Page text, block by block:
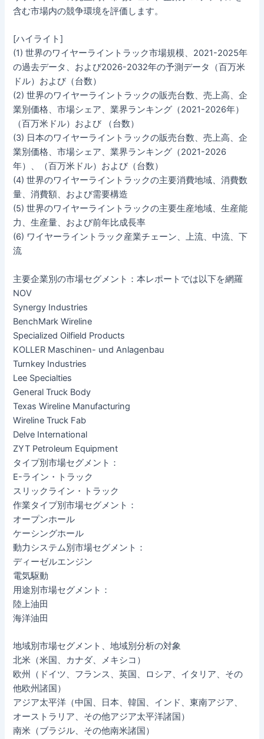
含む市場内の競争環境を評価します。
[ハイライト]
(1) 世界のワイヤーライントラック市場規模、2021-2025年
の過去データ、および2026-2032年の予測データ（百万米
ドル）および（台数）
(2) 世界のワイヤーライントラックの販売台数、売上高、企
業別価格、市場シェア、業界ランキング（2021-2026年）
（百万米ドル）および （台数）
(3) 日本のワイヤーライントラックの販売台数、売上高、企
業別価格、市場シェア、業界ランキング（2021-2026
年）、（百万米ドル）および（台数）
(4) 世界のワイヤーライントラックの主要消費地域、消費数
量、消費額、および需要構造
(5) 世界のワイヤーライントラックの主要生産地域、生産能
力、生産量、および前年比成長率
(6) ワイヤーライントラック産業チェーン、上流、中流、下
流
主要企業別の市場セグメント：本レポートでは以下を網羅
NOV
Synergy Industries
BenchMark Wireline
Specialized Oilfield Products
KOLLER Maschinen- und Anlagenbau
Turnkey Industries
Lee Specialties
General Truck Body
Texas Wireline Manufacturing
Wireline Truck Fab
Delve International
ZYT Petroleum Equipment
タイプ別市場セグメント：
E-ライン・トラック
スリックライン・トラック
作業タイプ別市場セグメント：
オープンホール
ケーシングホール
動力システム別市場セグメント：
ディーゼルエンジン
電気駆動
用途別市場セグメント：
陸上油田
海洋油田
地域別市場セグメント、地域別分析の対象
北米（米国、カナダ、メキシコ）
欧州（ドイツ、フランス、英国、ロシア、イタリア、その
他欧州諸国）
アジア太平洋（中国、日本、韓国、インド、東南アジア、
オーストラリア、その他アジア太平洋諸国）
南米（ブラジル、その他南米諸国）